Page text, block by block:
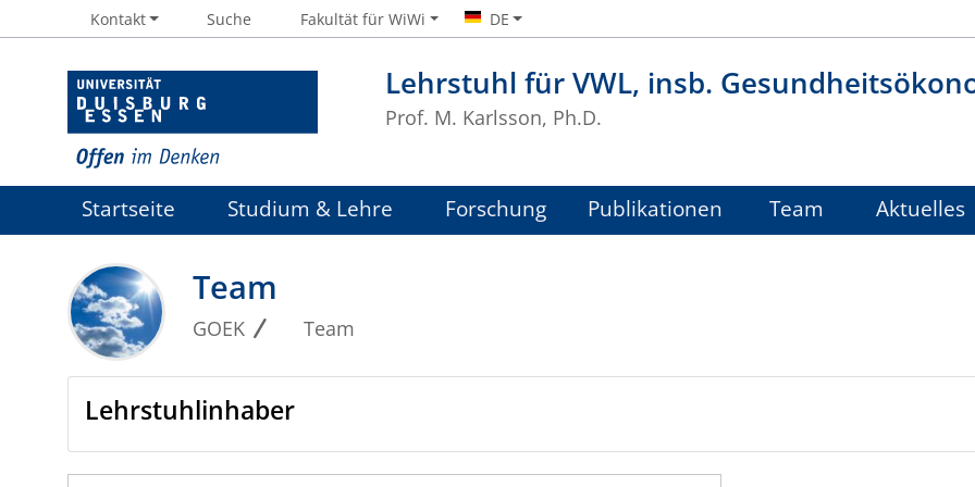
Lehrstuhl für VWL, insb.
Prof. M. Karlsson, Ph.D.
Kontakt Suche Fakultät für WiWi DE
Startseite Studium & Lehre Forschung Publikationen Team Aktuelles
Team
GOEK Team
Lehrstuhlinhaber